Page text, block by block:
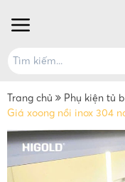
Trang chủ Phụ kiện tủ
Giá xoong nồi inox 304